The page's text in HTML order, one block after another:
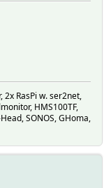
RasPi w. ser2net,
HMS100TF,
SONOS, GHoma,